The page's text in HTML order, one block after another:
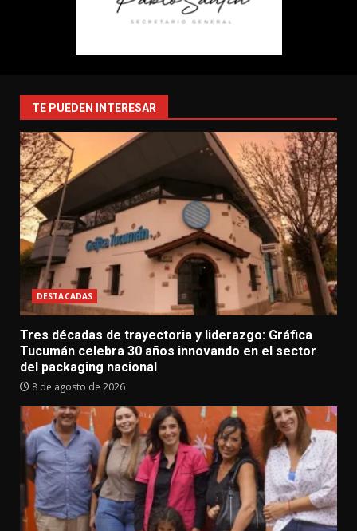
TE PUEDEN INTERESAR
DESTACADAS
Tres décadas de trayectoria y liderazgo: Gráfica
Tucumán celebra 30 años innovando en el sector
del packaging nacional
8 de agosto de 2026